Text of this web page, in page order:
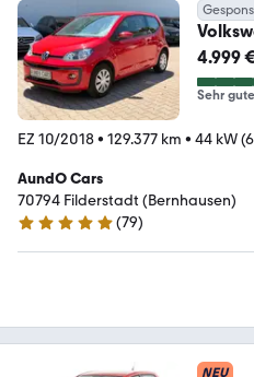
BMT/
4.999
Sehr
EZ 10/2018• 129.377 km • 44 kW
AundO Cars
70794 Filderstadt (Bernhausen)
4.9 Sterne
(79)
NEU